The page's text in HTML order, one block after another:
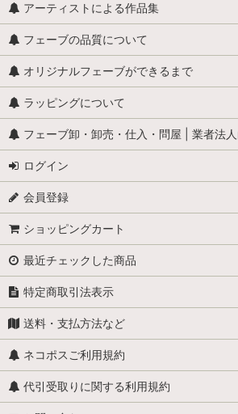
アーティストによる作品集
フェーブの品質について
オリジナルフェーブができるまで
ラッピングについて
フェーブ卸・卸売・仕入・問屋 | 業者法
ログイン
会員登録
ショッピングカート
最近チェックした商品
特定商取引法表示
送料・支払方法など
ネコポスご利用規約
代引受取りに関する利用規約